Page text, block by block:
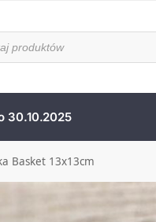
30.10.2025
Basket 13x13cm